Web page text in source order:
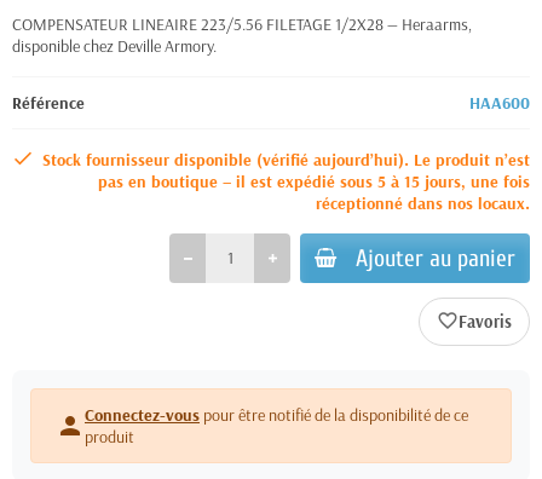
COMPENSATEUR LINEAIRE 223/5.56 FILETAGE 1/2X28 — Heraarms,
disponible chez Deville Armory.
Référence HAA600
Stock fournisseur disponible (vérifié aujourd’hui). Le produit n’est
pas en boutique – il est expédié sous 5 à 15 jours, une fois
réceptionné dans nos locaux.
Ajouter au panier
favorite_border
person Connectez-vous pour être notifié de la disponibilité de ce
produit